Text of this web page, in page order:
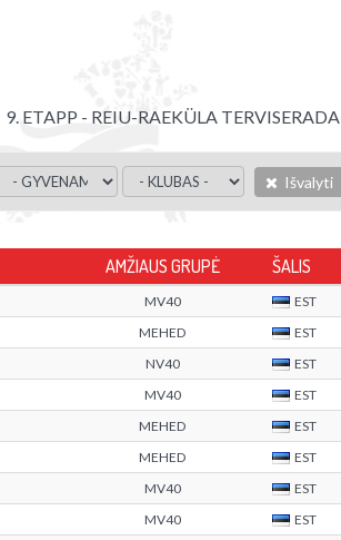
9. ETAPP - REIU-RAEKÜLA TERVISERADA
Išvalyti
AMŽIAUS GRUPĖ ŠALIS
MV40 EST
MEHED EST
NV40 EST
MV40 EST
MEHED EST
MEHED EST
MV40 EST
MV40 EST